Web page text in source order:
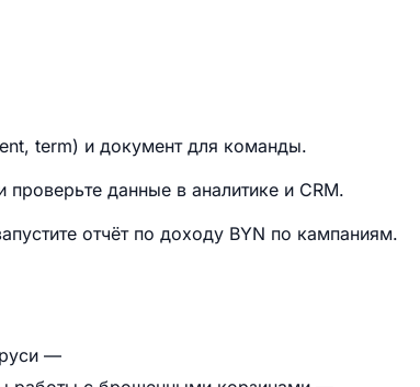
term) и документ для команды.
данные в аналитике и CRM.
отчёт по доходу BYN по кампаниям.
—